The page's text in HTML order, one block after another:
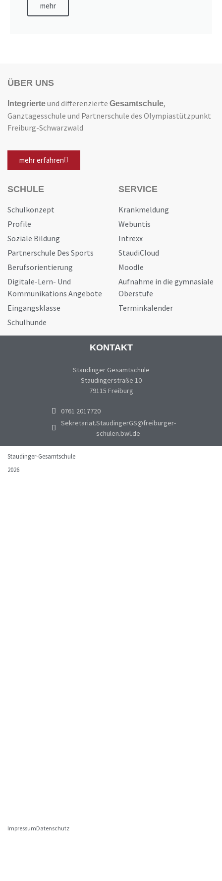
mehr
ÜBER UNS
Integrierteund differenzierte Gesamtschule,
Ganztagesschule und Partnerschule des Olympiastützpunkt
Freiburg-Schwarzwald
mehr erfahren
SCHULE
Schulkonzept
Profile
Soziale Bildung
Partnerschule Des Sports
Berufsorientierung
Digitale-Lern- Und
Kommunikations Angebote
Eingangsklasse
Schulhunde
SERVICE
Krankmeldung
Webuntis
Intrexx
StaudiCloud
Moodle
Aufnahme in die gymnasiale
Oberstufe
Terminkalender
KONTAKT
Staudinger Gesamtschule
Staudingerstraße 10
79115 Freiburg
0761 2017720
Sekretariat.StaudingerGS@freiburger-
schulen.bwl.de
Staudinger-Gesamtschule
2026